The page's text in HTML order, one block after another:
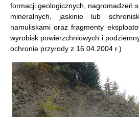
formacji geologicznych, nagromadzeń
mineralnych, jaskinie lub
namuliskami oraz fragmenty
wyrobisk powierzchniowych i
ochronie przyrody z 16.04.2004 r.)